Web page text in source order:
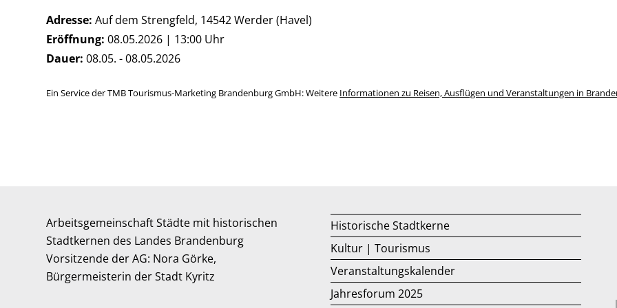
Adresse: Auf dem Strengfeld, 14542 Werder (Havel)
Eröffnung: 08.05.2026 | 13:00 Uhr
Dauer: 08.05. - 08.05.2026
Ein Service der TMB Tourismus-Marketing Brandenburg GmbH: Weitere Informationen zu Reisen, Ausflügen und Veranstaltungen in
Arbeitsgemeinschaft Städte mit historischen
Stadtkernen des Landes Brandenburg
Vorsitzende der AG: Nora Görke,
Bürgermeisterin der Stadt Kyritz
Historische Stadtkerne
Kultur | Tourismus
Veranstaltungskalender
Jahresforum 2025